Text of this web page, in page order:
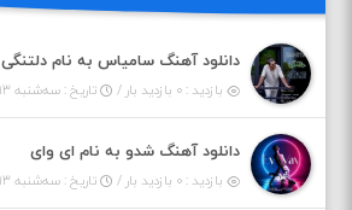
دانلود آهنگ سامیاس به نام دلتنگی
بازدید : ۰ بازدید بار / تاریخ : سه‌شنبه ۱۳ مرداد ۱۴۰۵
دانلود آهنگ شدو به نام ای وای
بازدید : ۰ بازدید بار / تاریخ : سه‌شنبه ۱۳ مرداد ۱۴۰۵